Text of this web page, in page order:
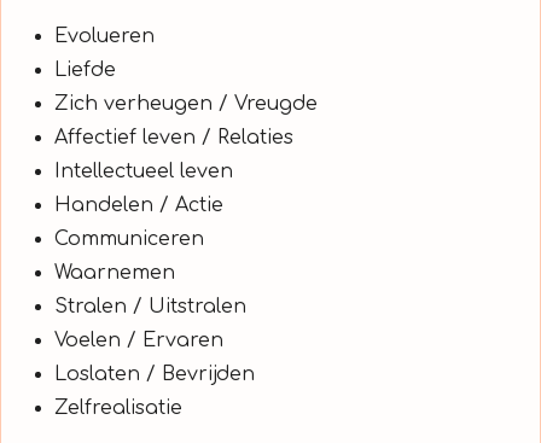
Evolueren
Liefde
Zich verheugen / Vreugde
Affectief leven / Relaties
Intellectueel leven
Handelen / Actie
Communiceren
Waarnemen
Stralen / Uitstralen
Voelen / Ervaren
Loslaten / Bevrijden
Zelfrealisatie